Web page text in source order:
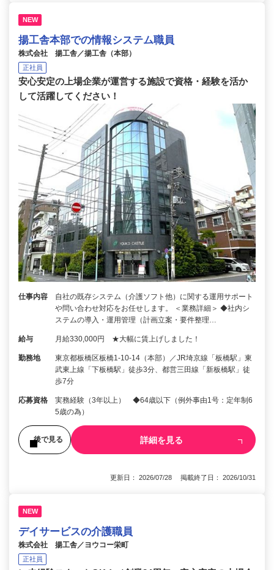
NEW
揚工舎本部での情報システム職員
株式会社 揚工舎／揚工舎（本部）
正社員
安心安定の上場企業が運営する施設で資格・経験を活か
して活躍してください！
仕事内容
自社の既存システム（介護ソフト他）に関する運用サポート
や問い合わせ対応をお任せします。 ＜業務詳細＞ ◆社内シ
ステムの導入・運用管理（計画立案・要件整理…
給与 月給330,000円 ★大幅に賃上げしました！
勤務地
東京都板橋区板橋1-10-14（本部）／JR埼京線「板橋駅」東
武東上線「下板橋駅」徒歩3分、都営三田線「新板橋駅」徒
歩7分
応募資格
実務経験（3年以上） ◆64歳以下（例外事由1号：定年制6
5歳の為）
後で見る 詳細を見る
更新日： 2026/07/28 掲載終了日： 2026/10/31
NEW
デイサービスの介護職員
株式会社 揚工舎／ヨウコー栄町
正社員